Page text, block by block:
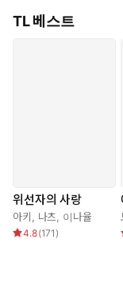
TL 베스트
위선자의 사랑
아키, 나츠, 이나율
4.8(171 )